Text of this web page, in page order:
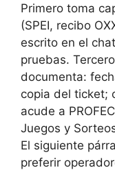
Primero toma
(SPEI, recibo
escrito en el
pruebas.
documenta:
copia del ticket;
acude a
Juegos y
El siguiente
preferir